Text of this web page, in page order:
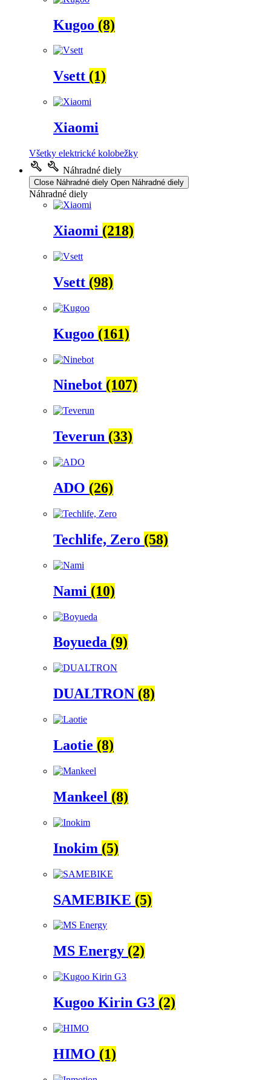
Kugoo (8)
Vsett (1)
Xiaomi
Všetky elektrické kolobežky
Náhradné diely
Close Náhradné diely Open Náhradné diely
Náhradné diely
Xiaomi (218)
Vsett (98)
Kugoo (161)
Ninebot (107)
Teverun (33)
ADO (26)
Techlife, Zero (58)
Nami (10)
Boyueda (9)
DUALTRON (8)
Laotie (8)
Mankeel (8)
Inokim (5)
SAMEBIKE (5)
MS Energy (2)
Kugoo Kirin G3 (2)
HIMO (1)